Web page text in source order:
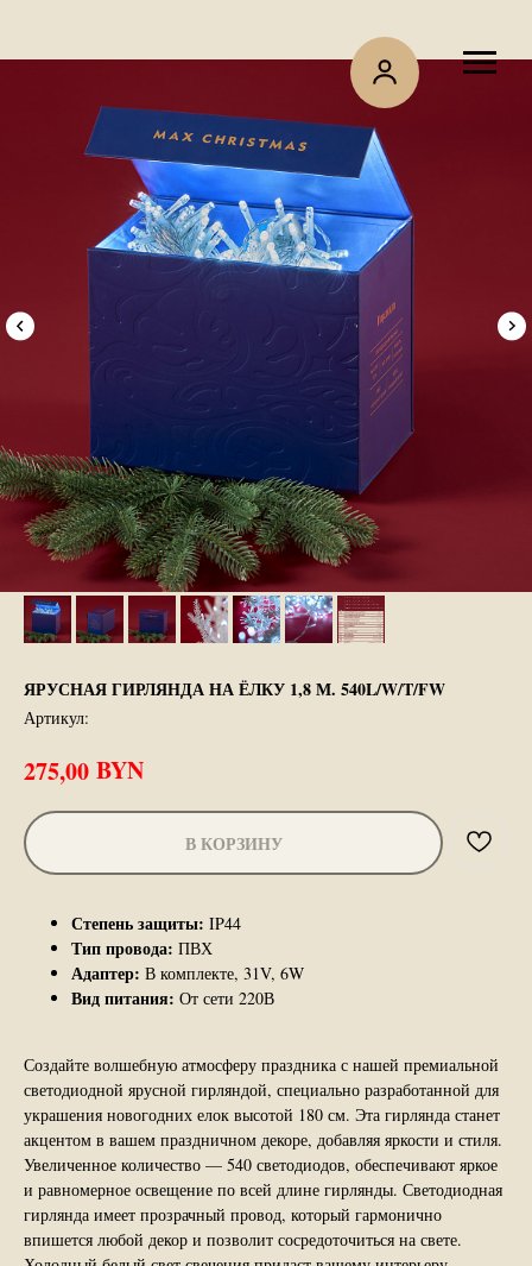
ЯРУСНАЯ ГИРЛЯНДА НА ЁЛКУ 1,8 М. 540L/W/T/FW
Артикул:
275,00 BYN
В КОРЗИНУ
Степень защиты: IP44
Тип провода: ПВХ
Адаптер: В комплекте, 31V, 6W
Вид питания: От сети 220В
Создайте волшебную атмосферу праздника с нашей премиальной
светодиодной ярусной гирляндой, специально разработанной для
украшения новогодних елок высотой 180 см. Эта гирлянда станет
акцентом в вашем праздничном декоре, добавляя яркости и стиля.
Увеличенное количество — 540 светодиодов, обеспечивают яркое
и равномерное освещение по всей длине гирлянды. Светодиодная
гирлянда имеет прозрачный провод, который гармонично
впишется любой декор и позволит сосредоточиться на свете.